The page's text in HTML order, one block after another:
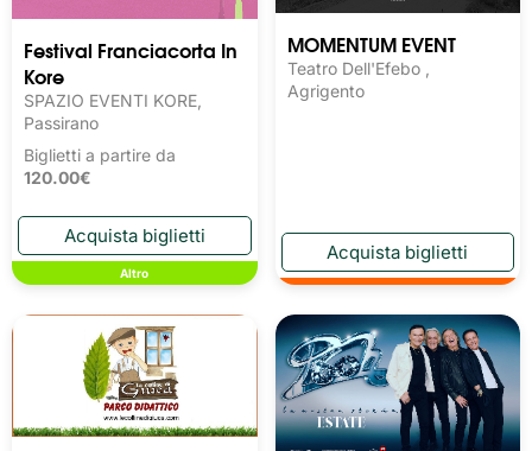
Festival Franciacorta In
Kore
SPAZIO EVENTI KORE,
Passirano
Biglietti a partire da
120.00€
Altro
MOMENTUM EVENT
Teatro Dell'Efebo ,
Agrigento